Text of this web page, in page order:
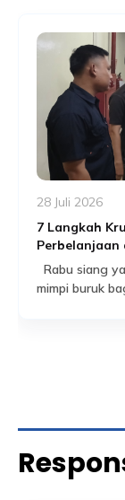
28 Juli 2026
7 Langkah
Perbelanjaan
Rabu siang
mimpi buruk
Ini bukan